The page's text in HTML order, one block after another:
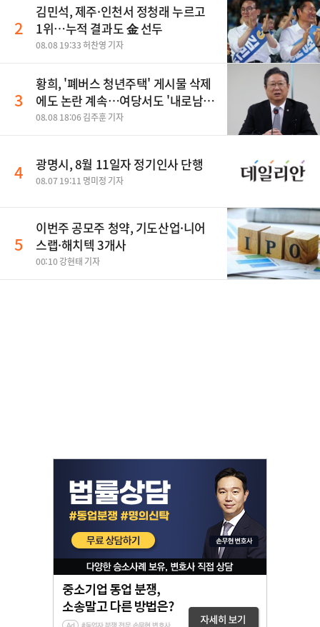
2
김민석, 제주·인천서 정청래 누르고
1위…누적 결과도 金 선두
08.08 19:33 허찬영 기자
3
황희, '폐버스 청년주택' 게시물 삭제
에도 논란 계속…여당서도 '내로남
불' 비판
08.08 18:06 김주훈 기자
4 광명시, 8월 11일자 정기인사 단행
08.07 19:11 명미정 기자
5
이번주 공모주 청약, 기도산업·니어
스랩·해치텍 3개사
00:10 강현태 기자